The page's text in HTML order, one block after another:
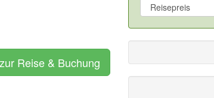
zur Reise & Buchung